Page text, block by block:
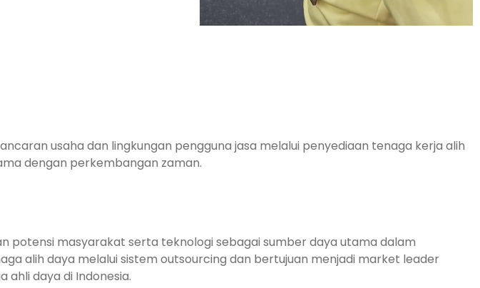
usaha dan lingkungan pengguna jasa melalui penyediaan tenaga kerja alih
dengan perkembangan zaman.
potensi masyarakat serta teknologi sebagai sumber daya utama dalam
alih daya melalui sistem outsourcing dan bertujuan menjadi market leader
ahli daya di Indonesia.